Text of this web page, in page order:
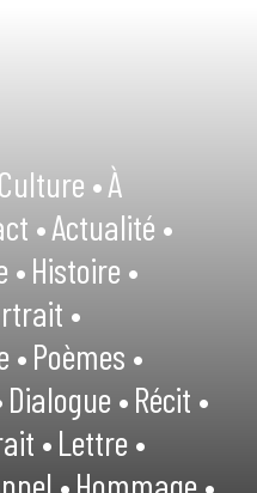
Culture •À
•Actualité •
•Histoire •
•
•Poèmes •
Dialogue •Récit •
•Lettre •